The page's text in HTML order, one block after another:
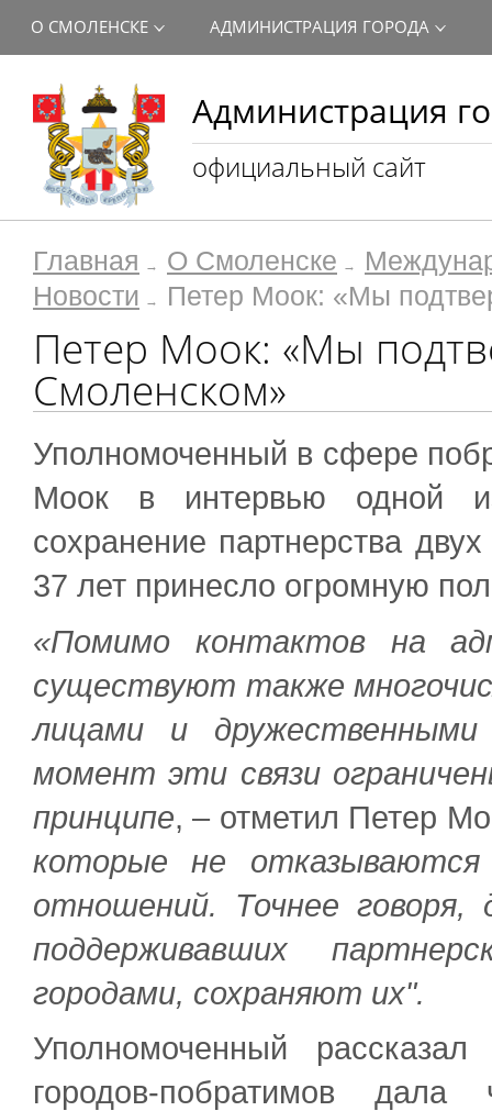
Администрация
официальный сайт
О СМОЛЕНСКЕ АДМИНИСТРАЦИЯ ГОРОДА
Главная О Смоленске
Новости
Петер Моок: «Мы
Петер Моок: «Мы
Смоленском»
Уполномоченный в сфере
Моок в интервью одной
сохранение партнерства
37 лет принесло огромную
«Помимо контактов на
существуют также
лицами и
момент эти связи
принципе, – отметил Петер
которые не
отношений. Точнее говоря,
поддерживавших
городами, сохраняют их".
Уполномоченный
городов-побратимов